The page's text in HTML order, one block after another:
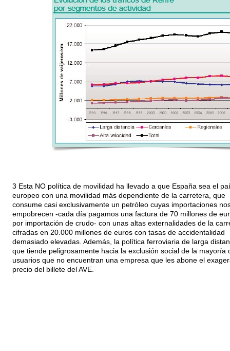
3 Esta NO política de movilidad ha llevado a que España sea el
europeo con una movilidad más dependiente de la carretera, que
consume casi exclusivamente un petróleo cuyas importaciones
empobrecen -cada día pagamos una factura de 70 millones de
por importación de crudo- con unas altas externalidades de la
cifradas en 20.000 millones de euros con tasas de accidentalidad
demasiado elevadas. Además, la política ferroviaria de larga
que tiende peligrosamente hacia la exclusión social de la mayoría
usuarios que no encuentran una empresa que les abone el
precio del billete del AVE.